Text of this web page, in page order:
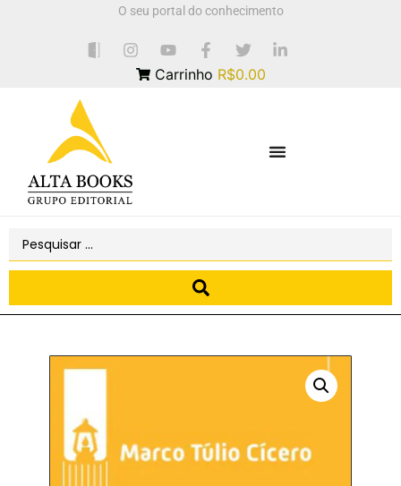
O seu portal do conhecimento
Carrinho R$0.00